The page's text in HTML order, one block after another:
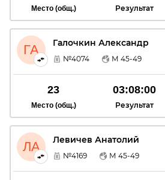
Место (общ.) Результат
ГА Галочкин Александр
№4074 М 45-49
23
Место (общ.)
03:08:00
Результат
ЛА Левичев Анатолий
№4169 М 45-49